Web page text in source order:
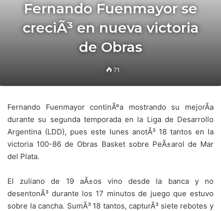
Fernando Fuenmayor se
creciÃ³ en nueva victoria
de Obras
71
Fernando Fuenmayor continÃºa mostrando su mejorÃ­a
durante su segunda temporada en la Liga de Desarrollo
Argentina (LDD), pues este lunes anotÃ³ 18 tantos en la
victoria 100-86 de Obras Basket sobre PeÃ±arol de Mar
del Plata.
El zuliano de 19 aÃ±os vino desde la banca y no
desentonÃ³ durante los 17 minutos de juego que estuvo
sobre la cancha. SumÃ³ 18 tantos, capturÃ³ siete rebotes y